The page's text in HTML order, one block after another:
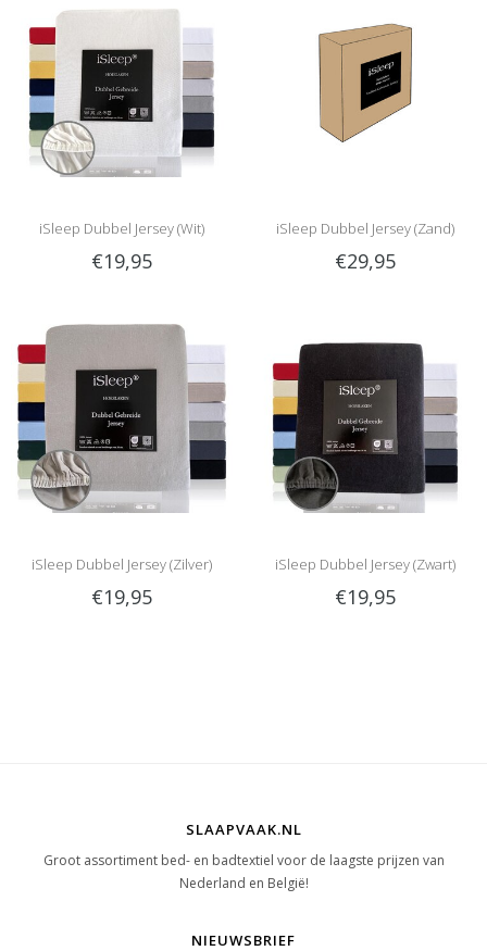
iSleep Dubbel Jersey (Wit)
€19,95
iSleep Dubbel Jersey (Zand)
€29,95
iSleep Dubbel Jersey (Zilver)
€19,95
iSleep Dubbel Jersey (Zwart)
€19,95
SLAAPVAAK.NL
Groot assortiment bed- en badtextiel voor de laagste prijzen van
Nederland en België!
NIEUWSBRIEF